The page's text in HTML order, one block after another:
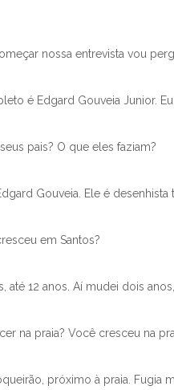
nossa entrevista vou
é Edgard Gouveia Junior.
pais? O que eles faziam?
Gouveia. Ele é
em Santos?
até 12 anos. Aí mudei dois
na praia? Você cresceu na
próximo à praia. Fugia